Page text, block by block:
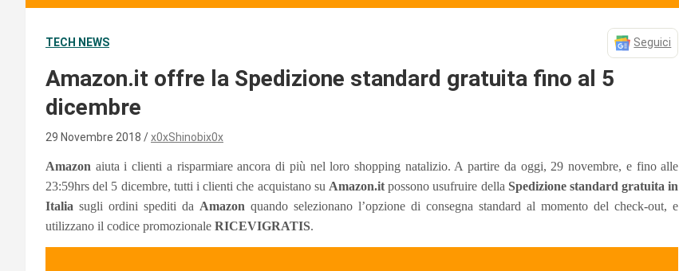
TECH NEWS Seguici
Amazon.it offre la Spedizione standard gratuita fino al 5
dicembre
29 Novembre 2018 x0xShinobix0x
Amazon aiuta i clienti a risparmiare ancora di più nel loro shopping natalizio. A partire da oggi, 29 novembre, e fino alle
23:59hrs del 5 dicembre, tutti i clienti che acquistano su Amazon.itpossono usufruire della Spedizione standard gratuita in
Italia sugli ordini spediti da Amazon quando selezionano l’opzione di consegna standard al momento del check-out, e
utilizzano il codice promozionale RICEVIGRATIS.